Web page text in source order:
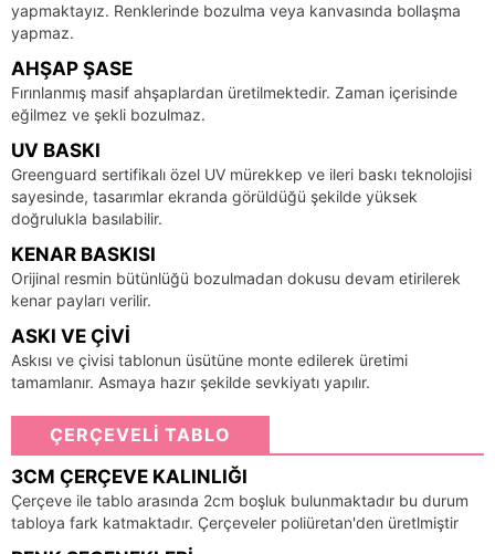
yapmaktayız. Renklerinde bozulma veya kanvasında bollaşma
yapmaz.
AHŞAP ŞASE
Fırınlanmış masif ahşaplardan üretilmektedir. Zaman içerisinde
eğilmez ve şekli bozulmaz.
UV BASKI
Greenguard sertifikalı özel UV mürekkep ve ileri baskı teknolojisi
sayesinde, tasarımlar ekranda görüldüğü şekilde yüksek
doğrulukla basılabilir.
KENAR BASKISI
Orijinal resmin bütünlüğü bozulmadan dokusu devam etirilerek
kenar payları verilir.
ASKI VE ÇIVI
Askısı ve çivisi tablonun üsütüne monte edilerek üretimi
tamamlanır. Asmaya hazır şekilde sevkiyatı yapılır.
ÇERÇEVELİ TABLO
3CM ÇERÇEVE KALINLIĞI
Çerçeve ile tablo arasında 2cm boşluk bulunmaktadır bu durum
tabloya fark katmaktadır. Çerçeveler poliüretan'den üretlmiştir